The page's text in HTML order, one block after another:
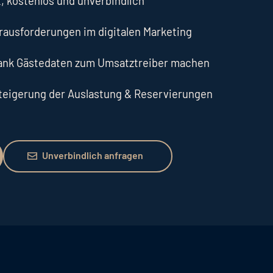
im digitalen Marketing
Gästedaten zum Umsatztreiber machen
der Auslastung & Reservierungen
Unverbindlich anfragen
Unverbindlich anfragen